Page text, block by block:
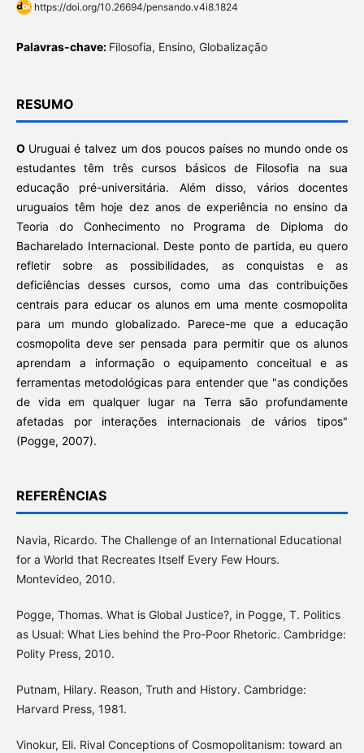
https://doi.org/10.26694/pensando.v4i8.1824
Palavras-chave: Filosofia, Ensino, Globalização
RESUMO
O Uruguai é talvez um dos poucos países no mundo onde os
estudantes têm três cursos básicos de Filosofia na sua
educação pré-universitária. Além disso, vários docentes
uruguaios têm hoje dez anos de experiência no ensino da
Teoria do Conhecimento no Programa de Diploma do
Bacharelado Internacional. Deste ponto de partida, eu quero
refletir sobre as possibilidades, as conquistas e as
deficiências desses cursos, como uma das contribuições
centrais para educar os alunos em uma mente cosmopolita
para um mundo globalizado. Parece-me que a educação
cosmopolita deve ser pensada para permitir que os alunos
aprendam a informação o equipamento conceitual e as
ferramentas metodológicas para entender que "as condições
de vida em qualquer lugar na Terra são profundamente
afetadas por interações internacionais de vários tipos"
(Pogge, 2007).
REFERÊNCIAS
Navia, Ricardo. The Challenge of an International Educational
for a World that Recreates Itself Every Few Hours.
Montevideo, 2010.
Pogge, Thomas. What is Global Justice?, in Pogge, T. Politics
as Usual: What Lies behind the Pro-Poor Rhetoric. Cambridge:
Polity Press, 2010.
Putnam, Hilary. Reason, Truth and History. Cambridge:
Harvard Press, 1981.
Vinokur, Eli. Rival Conceptions of Cosmopolitanism: toward an